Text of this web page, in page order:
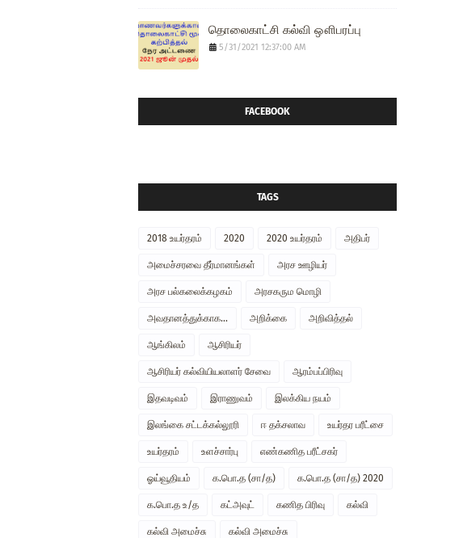
தொலைகாட்சி கல்வி ஔிபரப்பு
5/31/2021 12:37:00 AM
FACEBOOK
TAGS
2018 உயர்தரம் 2020 2020 உயர்தரம் அதிபர்
அமைச்சரவை தீர்மானங்கள் அரச ஊழியர்
அரச பல்கலைக்கழகம் அரசகரும மொழி
அவதானத்துக்காக... அறிக்கை அறிவித்தல்
ஆங்கிலம் ஆசிரியர்
ஆசிரியர் கல்வியியலாளர் சேவை ஆரம்பப்பிரிவு
இதவடிவம் இராணுவம் இலக்கிய நயம்
இலங்கை சட்டக்கல்லூரி ஈ தக்சலாவ உயர்தர பரீட்சை
உயர்தரம் உளச்சார்பு எண்கணித பரீட்சகர்
ஓய்வூதியம் க.பொ.த (சா/த) க.பொ.த (சா/த) 2020
க.பொ.த உ/த கட்அவுட் கணித பிரிவு கல்வி
கல்வி அமைச்சு கல்வி அமைச்சு